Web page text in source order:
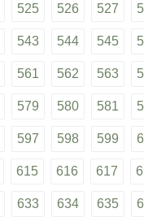
525 526 527
543 544 545
561 562 563
579 580 581
597 598 599
615 616 617
633 634 635